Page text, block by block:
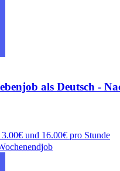
als Deutsch -
und 16.00€ pro Stunde